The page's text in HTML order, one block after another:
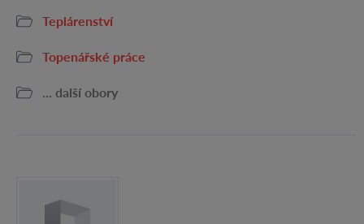
Teplárenství
Topenářské práce
... další obory